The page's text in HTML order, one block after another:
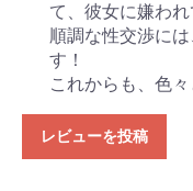
て、彼女に嫌わ
順調な性交渉に
す！
これからも、色
レビューを投稿